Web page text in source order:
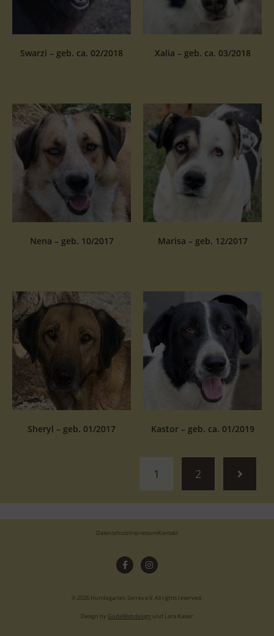
Swarzi – geb. ca. 02/2018 Xalia – geb. ca. 03/2018
Nena – geb. 10/2017 Marisa – geb. 12/2017
Sheryl – geb. 01/2017 Kastor – geb. ca. 01/2019
1 2
© 2026 Hundegarten Serres e.V. All rights reserved.
Design by GudeWebdesign und Lara Kaiser
DatenschutzImpressumKontakt